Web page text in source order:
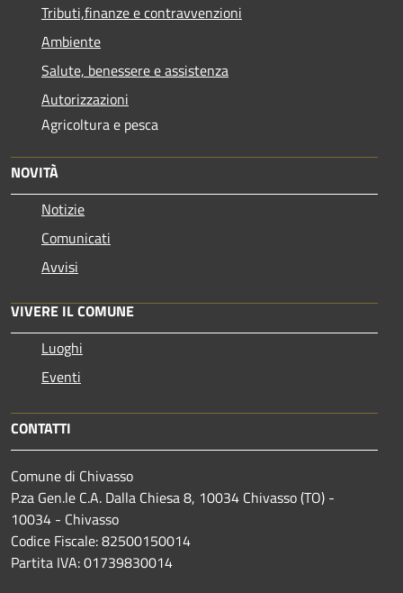
Tributi,finanze e contravvenzioni
Ambiente
Salute, benessere e assistenza
Autorizzazioni
Agricoltura e pesca
NOVITÀ
Notizie
Comunicati
Avvisi
VIVERE IL COMUNE
Luoghi
Eventi
CONTATTI
Comune di Chivasso
P.za Gen.le C.A. Dalla Chiesa 8, 10034 Chivasso (TO) -
10034 - Chivasso
Codice Fiscale: 82500150014
Partita IVA: 01739830014